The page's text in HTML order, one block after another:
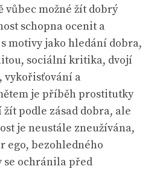
vůbec možné žít dobrý
schopna ocenit a
motivy jako hledání dobra,
sociální kritika, dvojí
vykořisťování a
je příběh prostitutky
žít podle zásad dobra, ale
je neustále zneužívána,
ego, bezohledného
se ochránila před